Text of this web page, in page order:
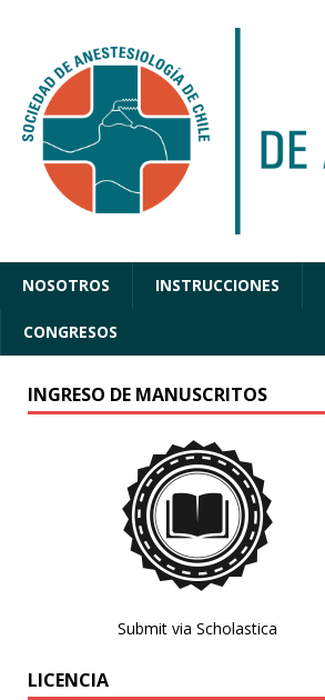
NOSOTROS INSTRUCCIONES
CONGRESOS
INGRESO DE MANUSCRITOS
Submit via Scholastica
LICENCIA